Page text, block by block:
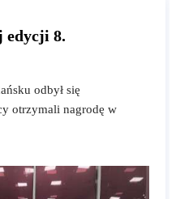
edycji 8.
odbył się
otrzymali nagrodę w